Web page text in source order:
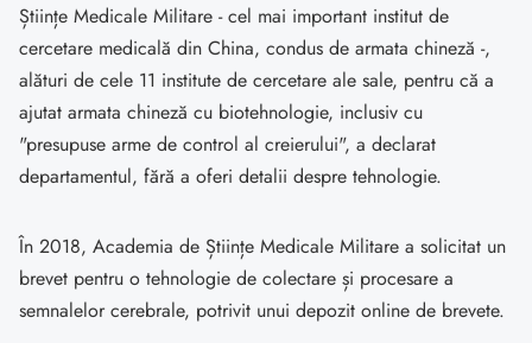
Științe Medicale Militare - cel mai important institut de
cercetare medicală din China, condus de armata chineză -,
alături de cele 11 institute de cercetare ale sale, pentru că a
ajutat armata chineză cu biotehnologie, inclusiv cu
"presupuse arme de control al creierului", a declarat
departamentul, fără a oferi detalii despre tehnologie.
În 2018, Academia de Științe Medicale Militare a solicitat un
brevet pentru o tehnologie de colectare și procesare a
semnalelor cerebrale, potrivit unui depozit online de brevete.